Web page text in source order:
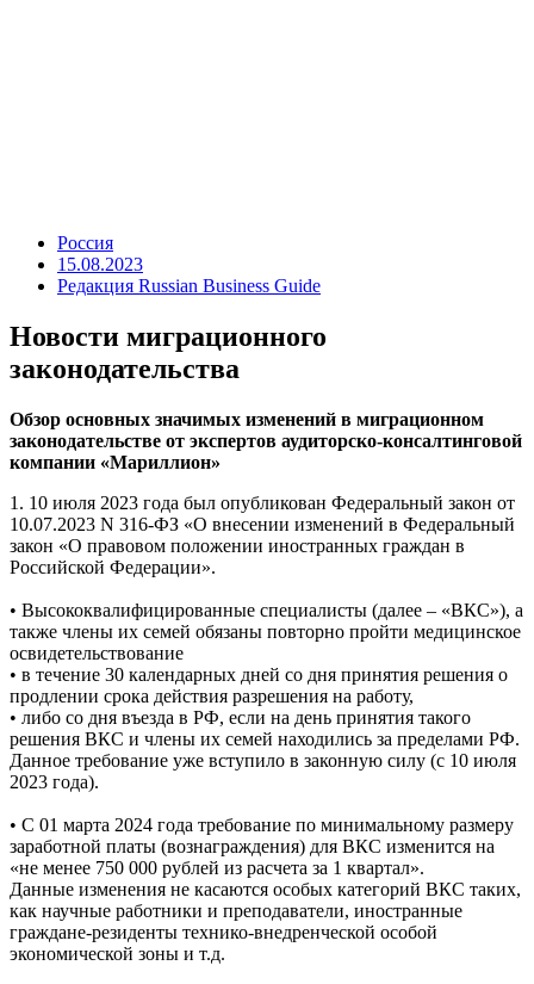
Россия
15.08.2023
Редакция Russian Business Guide
Новости миграционного
законодательства
Обзор основных значимых изменений в миграционном
законодательстве от экспертов аудиторско-консалтинговой
компании «Мариллион»
1. 10 июля 2023 года был опубликован Федеральный закон от
10.07.2023 N 316-ФЗ «О внесении изменений в Федеральный
закон «О правовом положении иностранных граждан в
Российской Федерации».
• Высококвалифицированные специалисты (далее – «ВКС»), а
также члены их семей обязаны повторно пройти медицинское
освидетельствование
• в течение 30 календарных дней со дня принятия решения о
продлении срока действия разрешения на работу,
• либо со дня въезда в РФ, если на день принятия такого
решения ВКС и члены их семей находились за пределами РФ.
Данное требование уже вступило в законную силу (с 10 июля
2023 года).
• С 01 марта 2024 года требование по минимальному размеру
заработной платы (вознаграждения) для ВКС изменится на
«не менее 750 000 рублей из расчета за 1 квартал».
Данные изменения не касаются особых категорий ВКС таких,
как научные работники и преподаватели, иностранные
граждане-резиденты технико-внедренческой особой
экономической зоны и т.д.